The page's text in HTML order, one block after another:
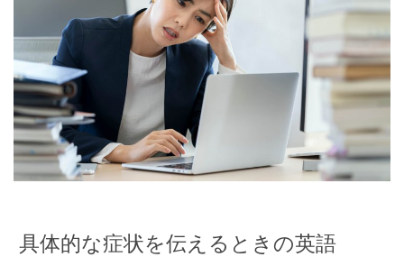
具体的な症状を伝えるときの英語